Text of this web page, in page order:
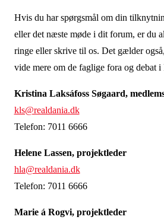
Hvis du har spørgsmål om din
eller det næste møde i dit forum, er du
ringe eller skrive til os. Det gælder
vide mere om de faglige fora og debat i
Kristina Laksáfoss Søgaard,
kls@realdania.dk
Telefon: 7011 6666
Helene Lassen, projektleder
hla@realdania.dk
Telefon: 7011 6666
Marie á Rogvi, projektleder